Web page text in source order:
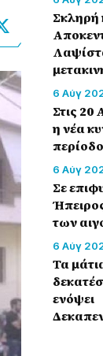
Σκληρή
6 Αύγ
Στις 20
η νέα
6 Αύγ
Σε
των
6 Αύγ
Τα
ενόψει